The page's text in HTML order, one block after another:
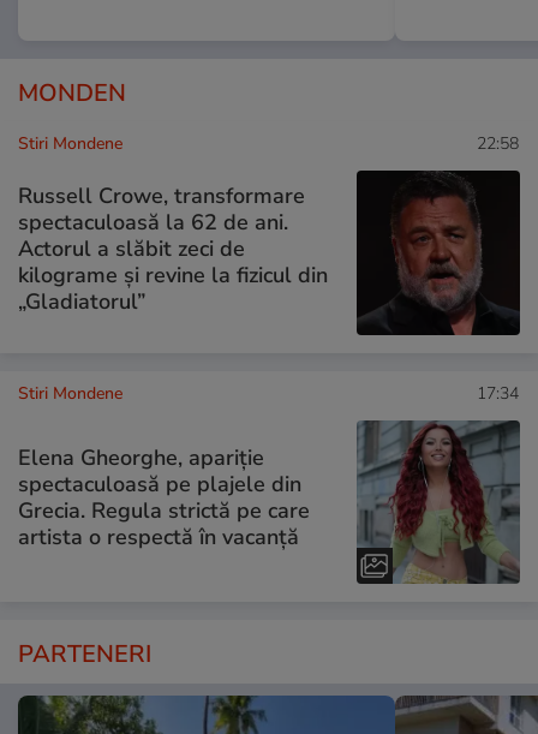
MONDEN
Stiri Mondene 22:58
Russell Crowe, transformare
spectaculoasă la 62 de ani.
Actorul a slăbit zeci de
kilograme și revine la fizicul din
„Gladiatorul”
Stiri Mondene 17:34
Elena Gheorghe, apariție
spectaculoasă pe plajele din
Grecia. Regula strictă pe care
artista o respectă în vacanță
PARTENERI